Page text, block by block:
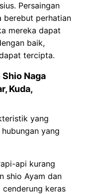
Persaingan
berebut perhatian
mereka dapat
baik,
tercipta.
Naga
Kuda,
yang
yang
api kurang
shio Ayam dan
keras